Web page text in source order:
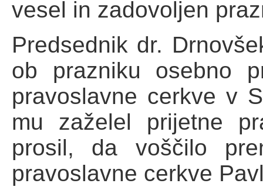
vesel in zadovoljen
Predsednik dr.
ob prazniku osebno
pravoslavne cerkve v
mu zaželel prijetne
prosil, da voščilo
pravoslavne cerkve